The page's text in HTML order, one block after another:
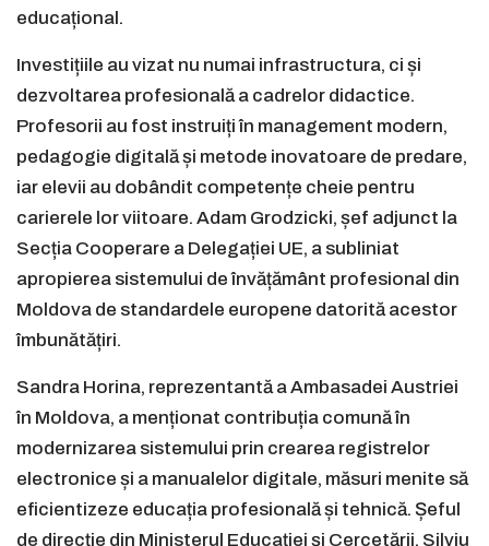
educațional.
Investițiile au vizat nu numai infrastructura, ci și
dezvoltarea profesională a cadrelor didactice.
Profesorii au fost instruiți în management modern,
pedagogie digitală și metode inovatoare de predare,
iar elevii au dobândit competențe cheie pentru
carierele lor viitoare. Adam Grodzicki, șef adjunct la
Secția Cooperare a Delegației UE, a subliniat
apropierea sistemului de învățământ profesional din
Moldova de standardele europene datorită acestor
îmbunătățiri.
Sandra Horina, reprezentantă a Ambasadei Austriei
în Moldova, a menționat contribuția comună în
modernizarea sistemului prin crearea registrelor
electronice și a manualelor digitale, măsuri menite să
eficientizeze educația profesională și tehnică. Șeful
de direcție din Ministerul Educației și Cercetării, Silviu